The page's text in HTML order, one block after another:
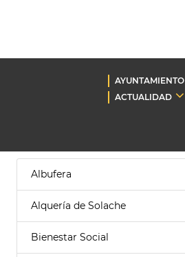
AYUNTAMIENTO
ACTUALIDAD
Albufera
Alquería de Solache
Bienestar Social